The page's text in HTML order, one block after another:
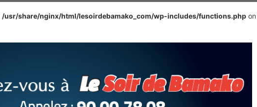
/usr/share/nginx/html/lesoirdebamako_com/wp-includes/functions.php on